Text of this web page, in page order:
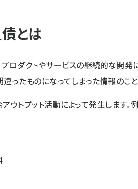
とは
ロダクトやサービスの継続的な開発
ったものになってしまった情報のこと
ウトプット活動によって発生します。